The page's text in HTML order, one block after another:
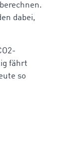
dabei,
fährt
so